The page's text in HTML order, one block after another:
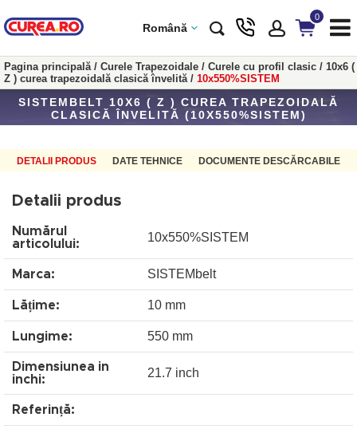
Română
0
Pagina principală/ Curele Trapezoidale / Curele cu profil clasic / 10x6 (
Z ) curea trapezoidală clasică învelită/ 10x550%SISTEM
SISTEMBELT 10X6 ( Z ) CUREA TRAPEZOIDALĂ
CLASICĂ ÎNVELITĂ (10X550%SISTEM)
DETALII PRODUS DATE TEHNICE DOCUMENTE DESCĂRCABILE
Detalii produs
Numărul
articolului:
10x550%SISTEM
Marca: SISTEMbelt
Lățime: 10 mm
Lungime: 550 mm
Dimensiunea in
inchi:
21.7 inch
Referință: